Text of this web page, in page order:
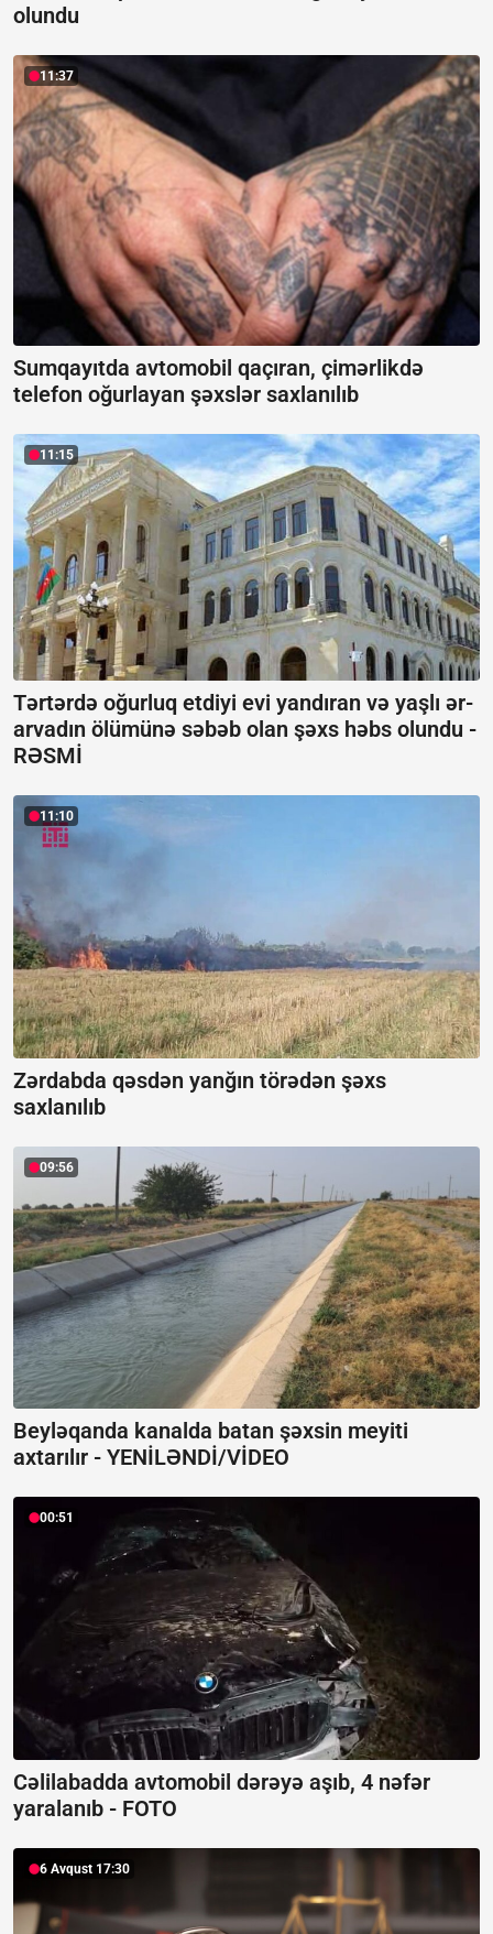
olundu
11:37
Sumqayıtda avtomobil qaçıran, çimərlikdə
telefon oğurlayan şəxslər saxlanılıb
11:15
Tərtərdə oğurluq etdiyi evi yandıran və yaşlı ər-
arvadın ölümünə səbəb olan şəxs həbs olundu -
RƏSMİ
11:10
Zərdabda qəsdən yanğın törədən şəxs
saxlanılıb
09:56
Beyləqanda kanalda batan şəxsin meyiti
axtarılır - YENİLƏNDİ/VİDEO
00:51
Cəlilabadda avtomobil dərəyə aşıb, 4 nəfər
yaralanıb - FOTO
6 Avqust 17:30